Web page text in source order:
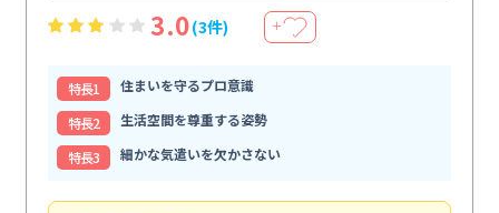
3.0(3件) ＋
特⻑1
住まいを守るプロ意識
特⻑2
生活空間を尊重する姿勢
特⻑3
細かな気遣いを欠かさない